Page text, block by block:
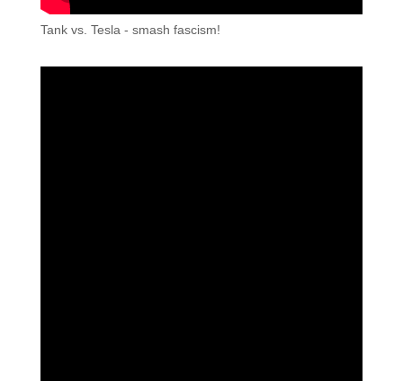
Tank vs. Tesla - smash fascism!